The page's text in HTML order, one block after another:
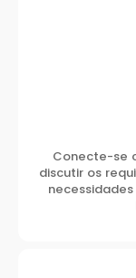
Conecte-se
discutir os